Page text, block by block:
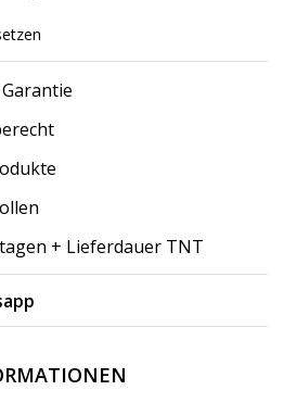
+ Lieferdauer TNT